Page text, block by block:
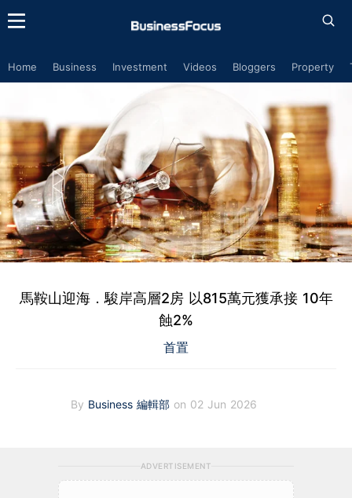
Home Business Investment Videos Bloggers Property
馬鞍山迎海．駿岸高層2房 以815萬元獲承接 10年
蝕2%
首置
By Business 編輯部 on 02 Jun 2026
ADVERTISEMENT